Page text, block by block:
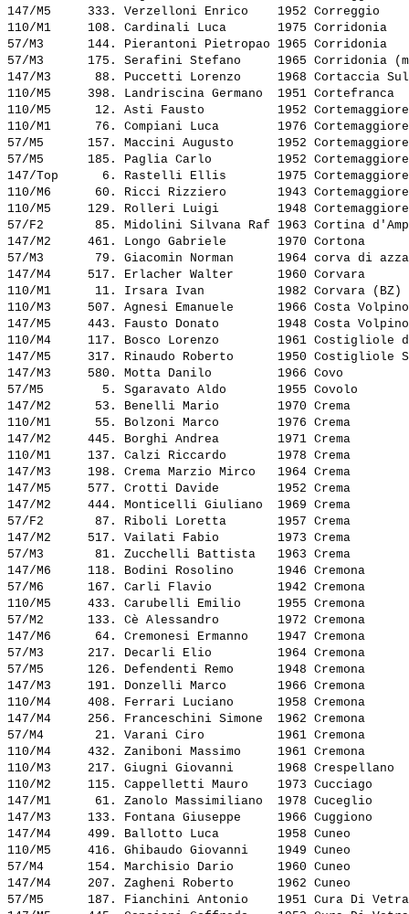
147/M5     333. Verzelloni Enrico
1952
110/M1     108. Cardinali Luca
1975 Corridonia
57/M3      144. Pierantoni Pietropao 1965
57/M3      175. Serafini Stefano
1965 Corridonia
147/M3      88. Puccetti Lorenzo
1968 Cortaccia
110/M5     398. Landriscina Germano
1951
110/M5      12. Asti Fausto
1952
110/M1      76. Compiani Luca
1976
57/M5      157. Maccini Augusto
1952
57/M5      185. Paglia Carlo
1952
147/Top      6. Rastelli Ellis
1975
110/M6      60. Ricci Rizziero
1943
110/M5     129. Rolleri Luigi
1948
57/F2       85. Midolini Silvana Raf 1963 Cortina
147/M2     461. Longo Gabriele
1970 Cortona
57/M3       79. Giacomin Norman
1964 corva di
147/M4     517. Erlacher Walter
1960 Corvara
110/M1      11. Irsara Ivan
1982 Corvara
110/M3     507. Agnesi Emanuele
1966 Costa
147/M5     443. Fausto Donato
1948 Costa
110/M4     117. Bosco Lorenzo
1961
147/M5     317. Rinaudo Roberto
1950
147/M3     580. Motta Danilo
1966 Covo
57/M5        5. Sgaravato Aldo
1955 Covolo
147/M2      53. Benelli Mario
1970 Crema
110/M1      55. Bolzoni Marco
1976 Crema
147/M2     445. Borghi Andrea
1971 Crema
110/M1     137. Calzi Riccardo
1978 Crema
147/M3     198. Crema Marzio Mirco
1964 Crema
147/M5     577. Crotti Davide
1952 Crema
147/M2     444. Monticelli Giuliano
1969 Crema
57/F2       87. Riboli Loretta
1957 Crema
147/M2     517. Vailati Fabio
1973 Crema
57/M3       81. Zucchelli Battista
1963 Crema
147/M6     118. Bodini Rosolino
1946 Cremona
57/M6      167. Carli Flavio
1942 Cremona
110/M5     433. Carubelli Emilio
1955 Cremona
57/M2      133. Cè Alessandro
1972 Cremona
147/M6      64. Cremonesi Ermanno
1947 Cremona
57/M3      217. Decarli Elio
1964 Cremona
57/M5      126. Defendenti Remo
1948 Cremona
147/M3     191. Donzelli Marco
1966 Cremona
110/M4     408. Ferrari Luciano
1958 Cremona
147/M4     256. Franceschini Simone
1962 Cremona
57/M4       21. Varani Ciro
1961 Cremona
110/M4     432. Zaniboni Massimo
1961 Cremona
110/M3     217. Giugni Giovanni
1968
110/M2     115. Cappelletti Mauro
1973 Cucciago
147/M1      61. Zanolo Massimiliano
1978 Cuceglio
147/M3     133. Fontana Giuseppe
1966 Cuggiono
147/M4     499. Ballotto Luca
1958 Cuneo
110/M5     416. Ghibaudo Giovanni
1949 Cuneo
57/M4      154. Marchisio Dario
1960 Cuneo
147/M4     207. Zagheni Roberto
1962 Cuneo
57/M5      187. Fianchini Antonio
1951 Cura Di